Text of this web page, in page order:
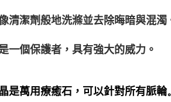
清潔劑般地洗滌並去除晦暗與混濁
一個保護者，具有強大的威力。
是萬用療癒石，可以針對所有脈輪